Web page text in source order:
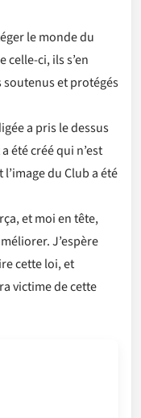
le monde du
ci, ils s’en
et protégés
a pris le dessus
été créé qui n’est
du Club a été
et moi en tête,
J’espère
cette loi, et
victime de cette